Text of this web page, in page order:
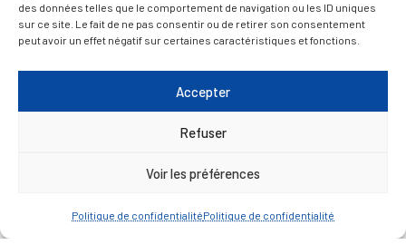
des données telles que le comportement de navigation ou les ID uniques
sur ce site. Le fait de ne pas consentir ou de retirer son consentement
peut avoir un effet négatif sur certaines caractéristiques et fonctions.
Accepter
Refuser
Voir les préférences
Politique de confidentialitéPolitique de confidentialité
Espace agent
A FEUILLETER !